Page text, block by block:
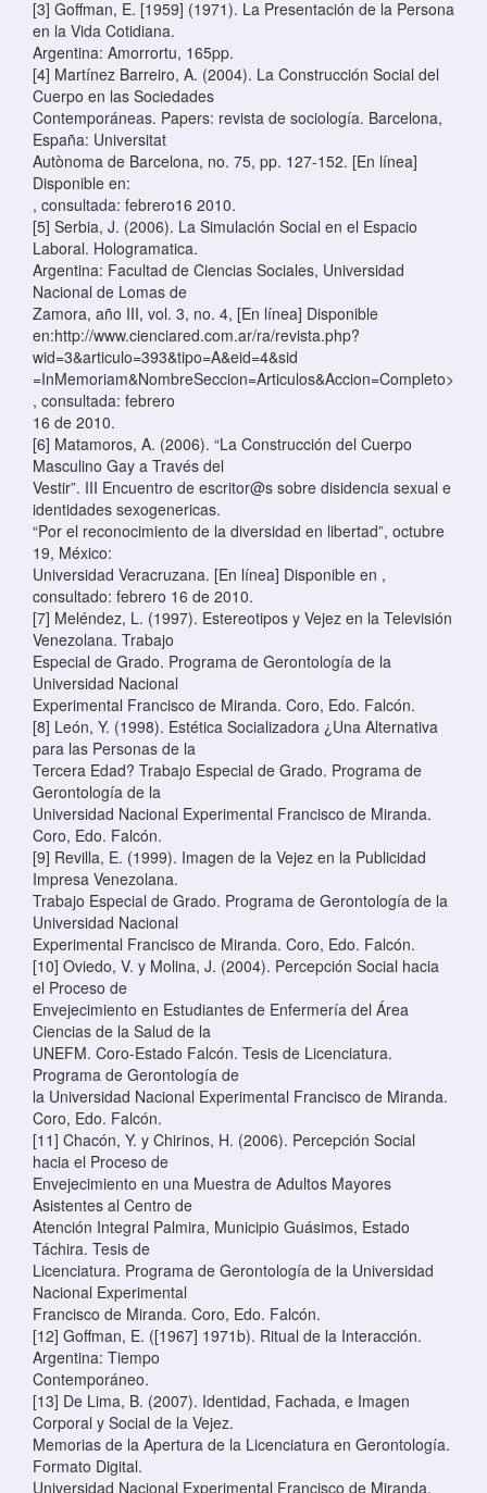
[3] Goffman, E. [1959] (1971). La Presentación de la Persona
en la Vida Cotidiana.
Argentina: Amorrortu, 165pp.
[4] Martínez Barreiro, A. (2004). La Construcción Social del
Cuerpo en las Sociedades
Contemporáneas. Papers: revista de sociología. Barcelona,
España: Universitat
Autònoma de Barcelona, no. 75, pp. 127-152. [En línea]
Disponible en:
, consultada: febrero16 2010.
[5] Serbia, J. (2006). La Simulación Social en el Espacio
Laboral. Hologramatica.
Argentina: Facultad de Ciencias Sociales, Universidad
Nacional de Lomas de
Zamora, año III, vol. 3, no. 4, [En línea] Disponible
en:http://www.cienciared.com.ar/ra/revista.php?
wid=3&articulo=393&tipo=A&eid=4&sid
=InMemoriam&NombreSeccion=Articulos&Accion=Completo>
, consultada: febrero
16 de 2010.
[6] Matamoros, A. (2006). “La Construcción del Cuerpo
Masculino Gay a Través del
Vestir”. III Encuentro de escritor@s sobre disidencia sexual e
identidades sexogenericas.
“Por el reconocimiento de la diversidad en libertad”, octubre
19, México:
Universidad Veracruzana. [En línea] Disponible en ,
consultado: febrero 16 de 2010.
[7] Meléndez, L. (1997). Estereotipos y Vejez en la Televisión
Venezolana. Trabajo
Especial de Grado. Programa de Gerontología de la
Universidad Nacional
Experimental Francisco de Miranda. Coro, Edo. Falcón.
[8] León, Y. (1998). Estética Socializadora ¿Una Alternativa
para las Personas de la
Tercera Edad? Trabajo Especial de Grado. Programa de
Gerontología de la
Universidad Nacional Experimental Francisco de Miranda.
Coro, Edo. Falcón.
[9] Revilla, E. (1999). Imagen de la Vejez en la Publicidad
Impresa Venezolana.
Trabajo Especial de Grado. Programa de Gerontología de la
Universidad Nacional
Experimental Francisco de Miranda. Coro, Edo. Falcón.
[10] Oviedo, V. y Molina, J. (2004). Percepción Social hacia
el Proceso de
Envejecimiento en Estudiantes de Enfermería del Área
Ciencias de la Salud de la
UNEFM. Coro-Estado Falcón. Tesis de Licenciatura.
Programa de Gerontología de
la Universidad Nacional Experimental Francisco de Miranda.
Coro, Edo. Falcón.
[11] Chacón, Y. y Chirinos, H. (2006). Percepción Social
hacia el Proceso de
Envejecimiento en una Muestra de Adultos Mayores
Asistentes al Centro de
Atención Integral Palmira, Municipio Guásimos, Estado
Táchira. Tesis de
Licenciatura. Programa de Gerontología de la Universidad
Nacional Experimental
Francisco de Miranda. Coro, Edo. Falcón.
[12] Goffman, E. ([1967] 1971b). Ritual de la Interacción.
Argentina: Tiempo
Contemporáneo.
[13] De Lima, B. (2007). Identidad, Fachada, e Imagen
Corporal y Social de la Vejez.
Memorias de la Apertura de la Licenciatura en Gerontología.
Formato Digital.
Universidad Nacional Experimental Francisco de Miranda.